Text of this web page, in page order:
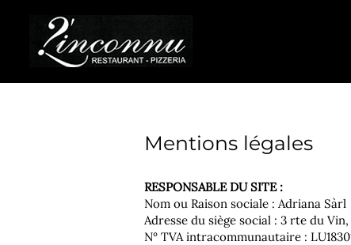
Mentions légales
RESPONSABLE DU SITE :
Nom ou Raison sociale : Adriana Sàrl
Adresse du siège social : 3 rte du
N° TVA intracommunautaire :